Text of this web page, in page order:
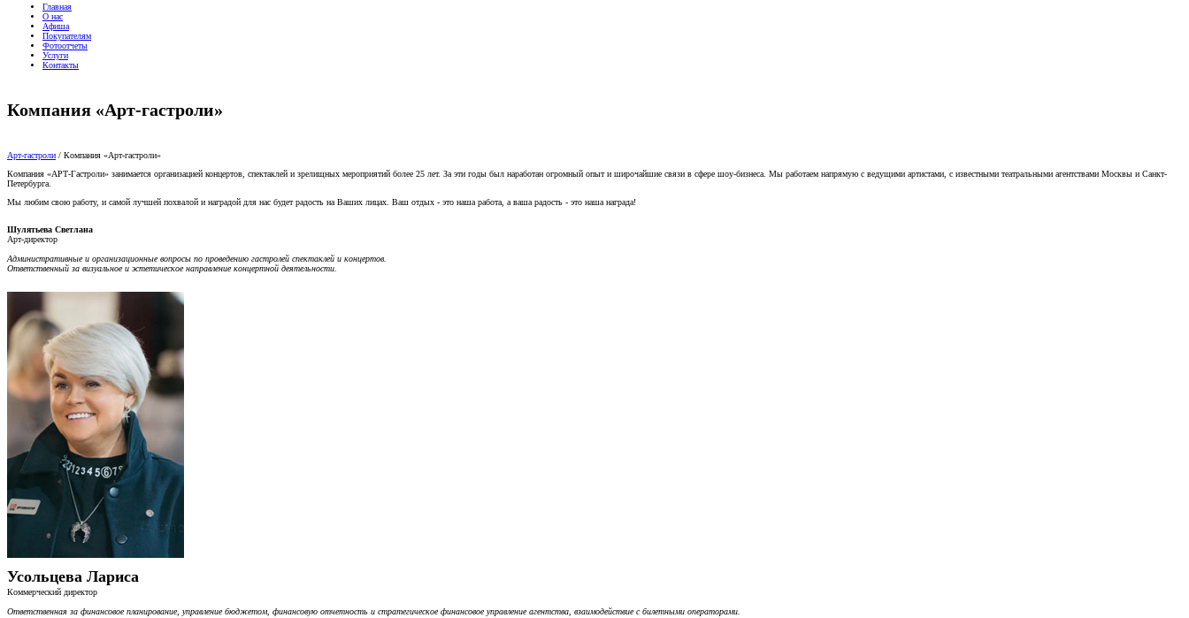
Главная
О нас
Афиша
Покупателям
Фотоотчеты
Услуги
Контакты
Компания «Арт-гастроли»
Арт-гастроли / Компания «Арт-гастроли»
Компания «АРТ-Гастроли» занимается организацией концертов, спектаклей и зрелищных мероприятий более 25 лет. За эти годы был наработан огромный опыт и широчайшие связи в сфере шоу-бизнеса. Мы работаем напрямую с ведущими артистами, с известными театральными агентствами Москвы и Санкт-
Петербурга.
Мы любим свою работу, и самой лучшей похвалой и наградой для нас будет радость на Ваших лицах. Ваш отдых - это наша работа, а ваша радость - это наша награда!
Шулятьева Светлана
Арт-директор
Административные и организационные вопросы по проведению гастролей спектаклей и концертов.
Ответственный за визуальное и эстетическое направление концертной деятельности.
Усольцева Лариса
Коммерческий директор
Ответственная за финансовое планирование, управление бюджетом, финансовую отчетность и стратегическое финансовое управление агентства, взаимодействие с билетными операторами.